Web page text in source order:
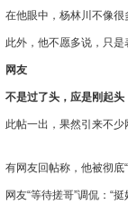
在他眼中，杨林川不像很
此外，他不愿多说，只
网友
不是过了头，应是刚起头
此帖一出，果然引来不
有网友回帖称，他被彻底“
网友“等待搓哥”调侃：“